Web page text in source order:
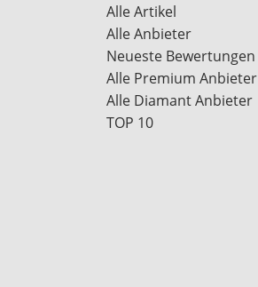
Alle Artikel
Alle Anbieter
Neueste Bewertungen
Alle Premium Anbieter
Alle Diamant Anbieter
TOP 10